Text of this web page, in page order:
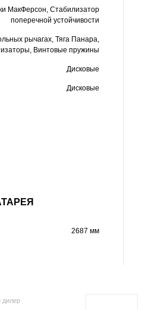
МакФерсон, Стабилизатор
поперечной устойчивости
рычагах, Тяга Панара,
Винтовые пружины
Дисковые
Дисковые
2687 мм
дилер